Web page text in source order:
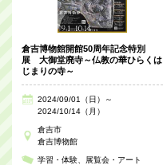
倉吉博物館開館50周年記念特別
展 大御堂廃寺～仏教の華ひらくは
じまりの寺～
2024/09/01（日）～
2024/10/14（月）
倉吉市
倉吉博物館
学習・体験 展覧会・アート